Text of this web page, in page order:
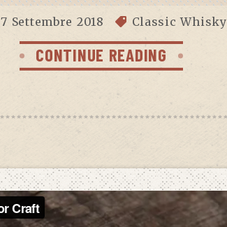
7 Settembre 2018 Classic Whisky
CONTINUE READING